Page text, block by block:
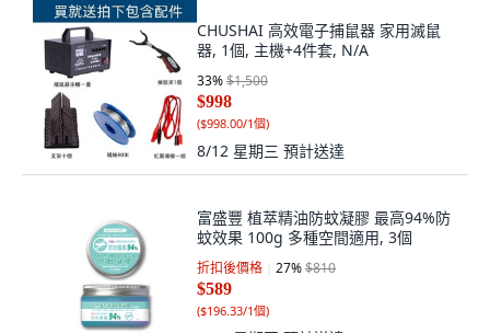
CHUSHAI 高效電子捕鼠器 家用滅鼠
器, 1個, 主機+4件套, N/A
33%$1,500
$998
($998.00/1個)
8/12 星期三 預計送達
富盛豐 植萃精油防蚊凝膠 最高94%防
蚊效果 100g 多種空間適用, 3個
折扣後價格 27%$810
$589
($196.33/1個)